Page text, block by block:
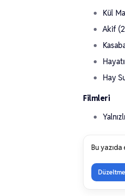
Kül
Akif
Hay
Filmleri
Bu yazıda